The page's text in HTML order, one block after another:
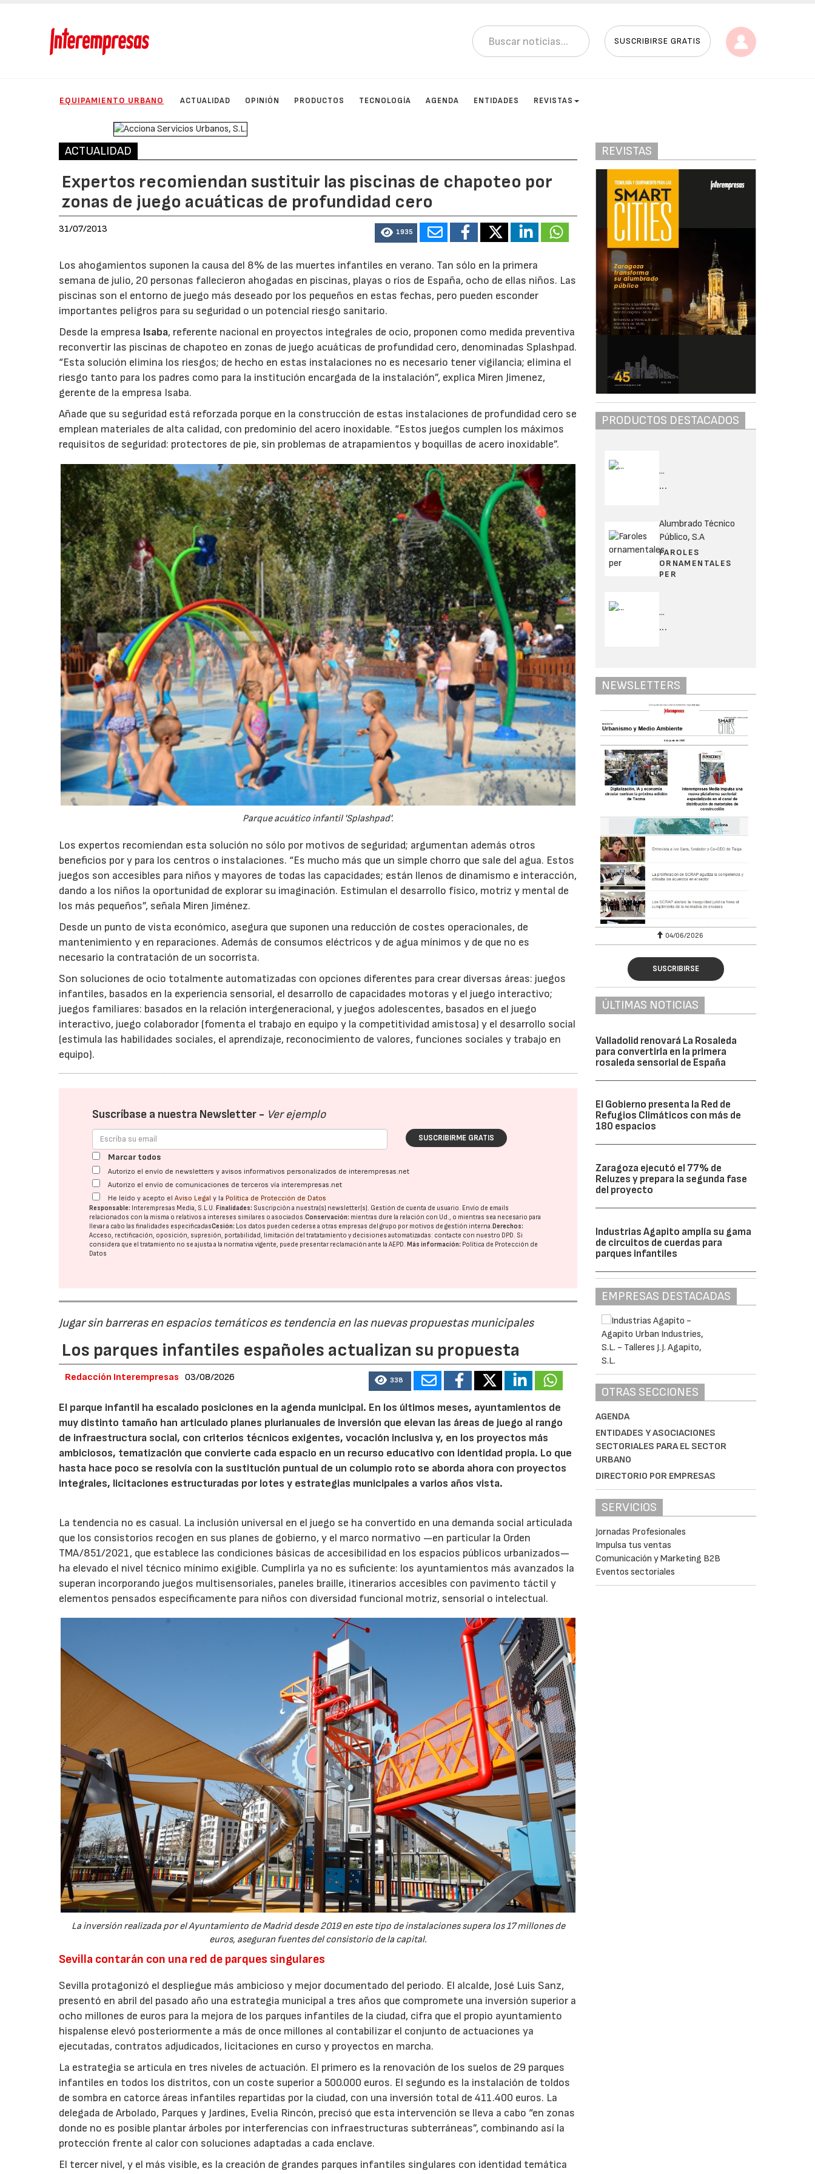
SUSCRIBIRSE GRATIS
EQUIPAMIENTO URBANO ACTUALIDAD OPINIÓN PRODUCTOS TECNOLOGÍA AGENDA ENTIDADES REVISTAS
ACTUALIDAD
Expertos recomiendan sustituir las piscinas de chapoteo por
zonas de juego acuáticas de profundidad cero
31/07/2013 1935
Los ahogamientos suponen la causa del 8% de las muertes infantiles en verano. Tan sólo en la primera
semana de julio, 20 personas fallecieron ahogadas en piscinas, playas o ríos de España, ocho de ellas niños. Las
piscinas son el entorno de juego más deseado por los pequeños en estas fechas, pero pueden esconder
importantes peligros para su seguridad o un potencial riesgo sanitario.
Desde la empresa Isaba, referente nacional en proyectos integrales de ocio, proponen como medida preventiva
reconvertir las piscinas de chapoteo en zonas de juego acuáticas de profundidad cero, denominadas Splashpad.
“Esta solución elimina los riesgos; de hecho en estas instalaciones no es necesario tener vigilancia; elimina el
riesgo tanto para los padres como para la institución encargada de la instalación”, explica Miren Jimenez,
gerente de la empresa Isaba.
Añade que su seguridad está reforzada porque en la construcción de estas instalaciones de profundidad cero se
emplean materiales de alta calidad, con predominio del acero inoxidable. “Estos juegos cumplen los máximos
requisitos de seguridad: protectores de pie, sin problemas de atrapamientos y boquillas de acero inoxidable”.
Parque acuático infantil 'Splashpad'.
Los expertos recomiendan esta solución no sólo por motivos de seguridad; argumentan además otros
beneficios por y para los centros o instalaciones. “Es mucho más que un simple chorro que sale del agua. Estos
juegos son accesibles para niños y mayores de todas las capacidades; están llenos de dinamismo e interacción,
dando a los niños la oportunidad de explorar su imaginación. Estimulan el desarrollo físico, motriz y mental de
los más pequeños”, señala Miren Jiménez.
Desde un punto de vista económico, asegura que suponen una reducción de costes operacionales, de
mantenimiento y en reparaciones. Además de consumos eléctricos y de agua mínimos y de que no es
necesario la contratación de un socorrista.
Son soluciones de ocio totalmente automatizadas con opciones diferentes para crear diversas áreas: juegos
infantiles, basados en la experiencia sensorial, el desarrollo de capacidades motoras y el juego interactivo;
juegos familiares: basados en la relación intergeneracional, y juegos adolescentes, basados en el juego
interactivo, juego colaborador (fomenta el trabajo en equipo y la competitividad amistosa) y el desarrollo social
(estimula las habilidades sociales, el aprendizaje, reconocimiento de valores, funciones sociales y trabajo en
equipo).
Suscríbase a nuestra Newsletter - Ver ejemplo
SUSCRIBIRME GRATIS
Marcar todos
Autorizo el envío de newsletters y avisos informativos personalizados de interempresas.net
Autorizo el envío de comunicaciones de terceros vía interempresas.net
He leído y acepto elAviso Legal y la Política de Protección de Datos
Responsable: Interempresas Media, S.L.U.Finalidades: Suscripción a nuestra(s) newsletter(s). Gestión de cuenta de usuario. Envío de emails
relacionados con la misma o relativos a intereses similares o asociados.Conservación: mientras dure la relación con Ud., o mientras sea necesario para
llevar a cabo las finalidades especificadasCesión: Los datos pueden cederse a otras empresas del grupo por motivos de gestión interna.Derechos:
Acceso, rectificación, oposición, supresión, portabilidad, limitación del tratatamiento y decisiones automatizadas: contacte con nuestro DPD . Si
considera que el tratamiento no se ajusta a la normativa vigente, puede presentar reclamación ante laAEPD .Más información: Política de Protección de
Datos
Jugar sin barreras en espacios temáticos es tendencia en las nuevas propuestas municipales
Los parques infantiles españoles actualizan su propuesta
Redacción Interempresas 03/08/2026 338
El parque infantil ha escalado posiciones en la agenda municipal. En los últimos meses, ayuntamientos de
muy distinto tamaño han articulado planes plurianuales de inversión que elevan las áreas de juego al rango
de infraestructura social, con criterios técnicos exigentes, vocación inclusiva y, en los proyectos más
ambiciosos, tematización que convierte cada espacio en un recurso educativo con identidad propia. Lo que
hasta hace poco se resolvía con la sustitución puntual de un columpio roto se aborda ahora con proyectos
integrales, licitaciones estructuradas por lotes y estrategias municipales a varios años vista.
La tendencia no es casual. La inclusión universal en el juego se ha convertido en una demanda social articulada
que los consistorios recogen en sus planes de gobierno, y el marco normativo —en particular la Orden
TMA/851/2021, que establece las condiciones básicas de accesibilidad en los espacios públicos urbanizados—
ha elevado el nivel técnico mínimo exigible. Cumplirla ya no es suficiente: los ayuntamientos más avanzados la
superan incorporando juegos multisensoriales, paneles braille, itinerarios accesibles con pavimento táctil y
elementos pensados específicamente para niños con diversidad funcional motriz, sensorial o intelectual.
La inversión realizada por el Ayuntamiento de Madrid desde 2019 en este tipo de instalaciones supera los 17 millones de
euros, aseguran fuentes del consistorio de la capital.
Sevilla contarán con una red de parques singulares
Sevilla protagonizó el despliegue más ambicioso y mejor documentado del periodo. El alcalde, José Luis Sanz,
presentó en abril del pasado año una estrategia municipal a tres años que compromete una inversión superior a
ocho millones de euros para la mejora de los parques infantiles de la ciudad, cifra que el propio ayuntamiento
hispalense elevó posteriormente a más de once millones al contabilizar el conjunto de actuaciones ya
ejecutadas, contratos adjudicados, licitaciones en curso y proyectos en marcha.
La estrategia se articula en tres niveles de actuación. El primero es la renovación de los suelos de 29 parques
infantiles en todos los distritos, con un coste superior a 500.000 euros. El segundo es la instalación de toldos
de sombra en catorce áreas infantiles repartidas por la ciudad, con una inversión total de 411.400 euros. La
delegada de Arbolado, Parques y Jardines, Evelia Rincón, precisó que esta intervención se lleva a cabo “en zonas
donde no es posible plantar árboles por interferencias con infraestructuras subterráneas”, combinando así la
protección frente al calor con soluciones adaptadas a cada enclave.
El tercer nivel, y el más visible, es la creación de grandes parques infantiles singulares con identidad temática
REVISTAS
PRODUCTOS DESTACADOS
...
...
Alumbrado Técnico
Público, S.A
FAROLES
ORNAMENTALES
PER
...
...
NEWSLETTERS
04/06/2026
SUSCRIBIRSE
ÚLTIMAS NOTICIAS
Valladolid renovará La Rosaleda
para convertirla en la primera
rosaleda sensorial de España
El Gobierno presenta la Red de
Refugios Climáticos con más de
180 espacios
Zaragoza ejecutó el 77% de
Reluzes y prepara la segunda fase
del proyecto
Industrias Agapito amplía su gama
de circuitos de cuerdas para
parques infantiles
EMPRESAS DESTACADAS
OTRAS SECCIONES
AGENDA
ENTIDADES Y ASOCIACIONES
SECTORIALES PARA EL SECTOR
URBANO
DIRECTORIO POR EMPRESAS
SERVICIOS
Jornadas Profesionales
Impulsa tus ventas
Comunicación y Marketing B2B
Eventos sectoriales